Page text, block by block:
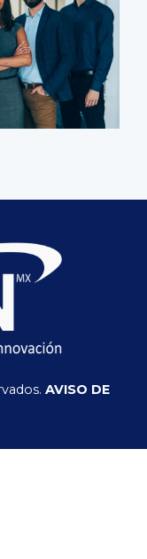
AVISO DE